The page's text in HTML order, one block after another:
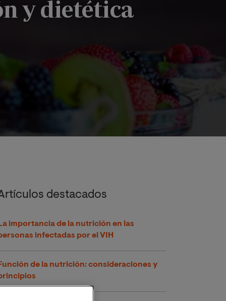
y dietética
destacados
importancia de la nutrición en las
infectadas por el VIH
de la nutrición: consideraciones y